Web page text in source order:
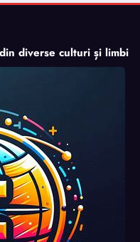
diverse culturi și limbi